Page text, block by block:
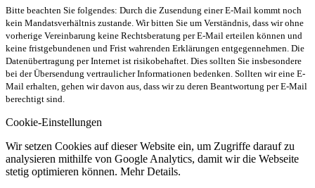
Bitte beachten Sie folgendes: Durch die Zusendung einer E-Mail kommt noch
kein Mandatsverhältnis zustande. Wir bitten Sie um Verständnis, dass wir ohne
vorherige Vereinbarung keine Rechtsberatung per E-Mail erteilen können und
keine fristgebundenen und Frist wahrenden Erklärungen entgegennehmen. Die
Datenübertragung per Internet ist risikobehaftet. Dies sollten Sie insbesondere
bei der Übersendung vertraulicher Informationen bedenken. Sollten wir eine E-
Mail erhalten, gehen wir davon aus, dass wir zu deren Beantwortung per E-Mail
berechtigt sind.
Cookie-Einstellungen
Wir setzen Cookies auf dieser Website ein, um Zugriffe darauf zu
analysieren mithilfe von Google Analytics, damit wir die Webseite
stetig optimieren können. Mehr Details.